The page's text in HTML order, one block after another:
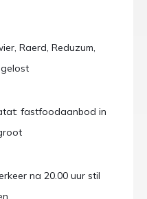
Raerd, Reduzum,
fastfoodaanbod in
na 20.00 uur stil